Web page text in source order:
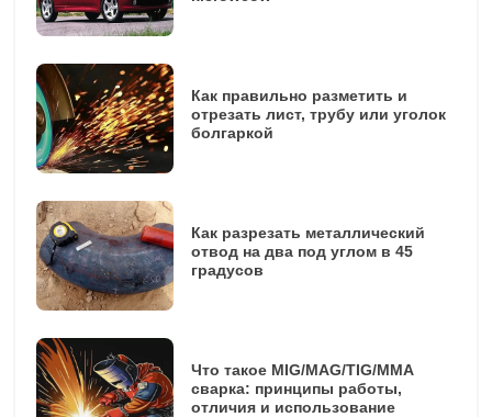
Как правильно разметить и
отрезать лист, трубу или уголок
болгаркой
Как разрезать металлический
отвод на два под углом в 45
градусов
Что такое MIG/MAG/TIG/MMA
сварка: принципы работы,
отличия и использование